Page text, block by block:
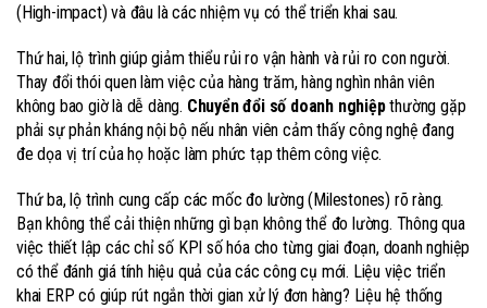
(High-impact) và đâu là các nhiệm vụ có thể triển khai sau.
Thứ hai, lộ trình giúp giảm thiểu rủi ro vận hành và rủi ro con người.
Thay đổi thói quen làm việc của hàng trăm, hàng nghìn nhân viên
không bao giờ là dễ dàng. Chuyển đổi số doanh nghiệpthường gặp
phải sự phản kháng nội bộ nếu nhân viên cảm thấy công nghệ đang
đe dọa vị trí của họ hoặc làm phức tạp thêm công việc.
Thứ ba, lộ trình cung cấp các mốc đo lường (Milestones) rõ ràng.
Bạn không thể cải thiện những gì bạn không thể đo lường. Thông qua
việc thiết lập các chỉ số KPI số hóa cho từng giai đoạn, doanh nghiệp
có thể đánh giá tính hiệu quả của các công cụ mới. Liệu việc triển
khai ERP có giúp rút ngắn thời gian xử lý đơn hàng? Liệu hệ thống